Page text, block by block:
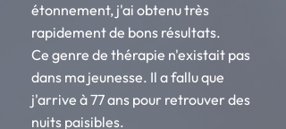
étonnement, j'ai obtenu très
rapidement de bons résultats.
Ce genre de thérapie n'existait pas
dans ma jeunesse. Il a fallu que
j'arrive à 77 ans pour retrouver des
nuits paisibles.